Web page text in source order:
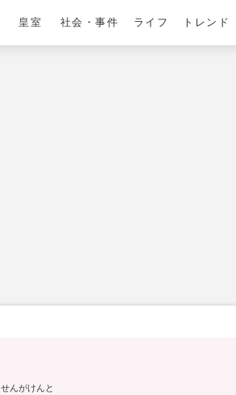
皇室 社会・事件 ライフ トレンド
せんがけんと